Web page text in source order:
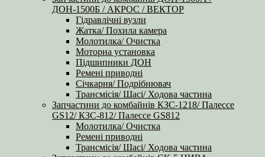
ДОН-1500Б / АКРОС / ВЕКТОР
Гідравлічні вузли
Жатка/ Похила камера
Молотилка/ Очистка
Моторна установка
Підшипники ДОН
Ремені приводні
Січкарня/ Подрібнювач
Трансмісія/ Шасі/ Ходова частина
Запчастини до комбайнів КЗС-1218/ Палессе
GS12/ КЗС-812/ Палессе GS812
Молотилка/ Очистка
Ремені приводні
Трансмісія/ Шасі/ Ходова частина